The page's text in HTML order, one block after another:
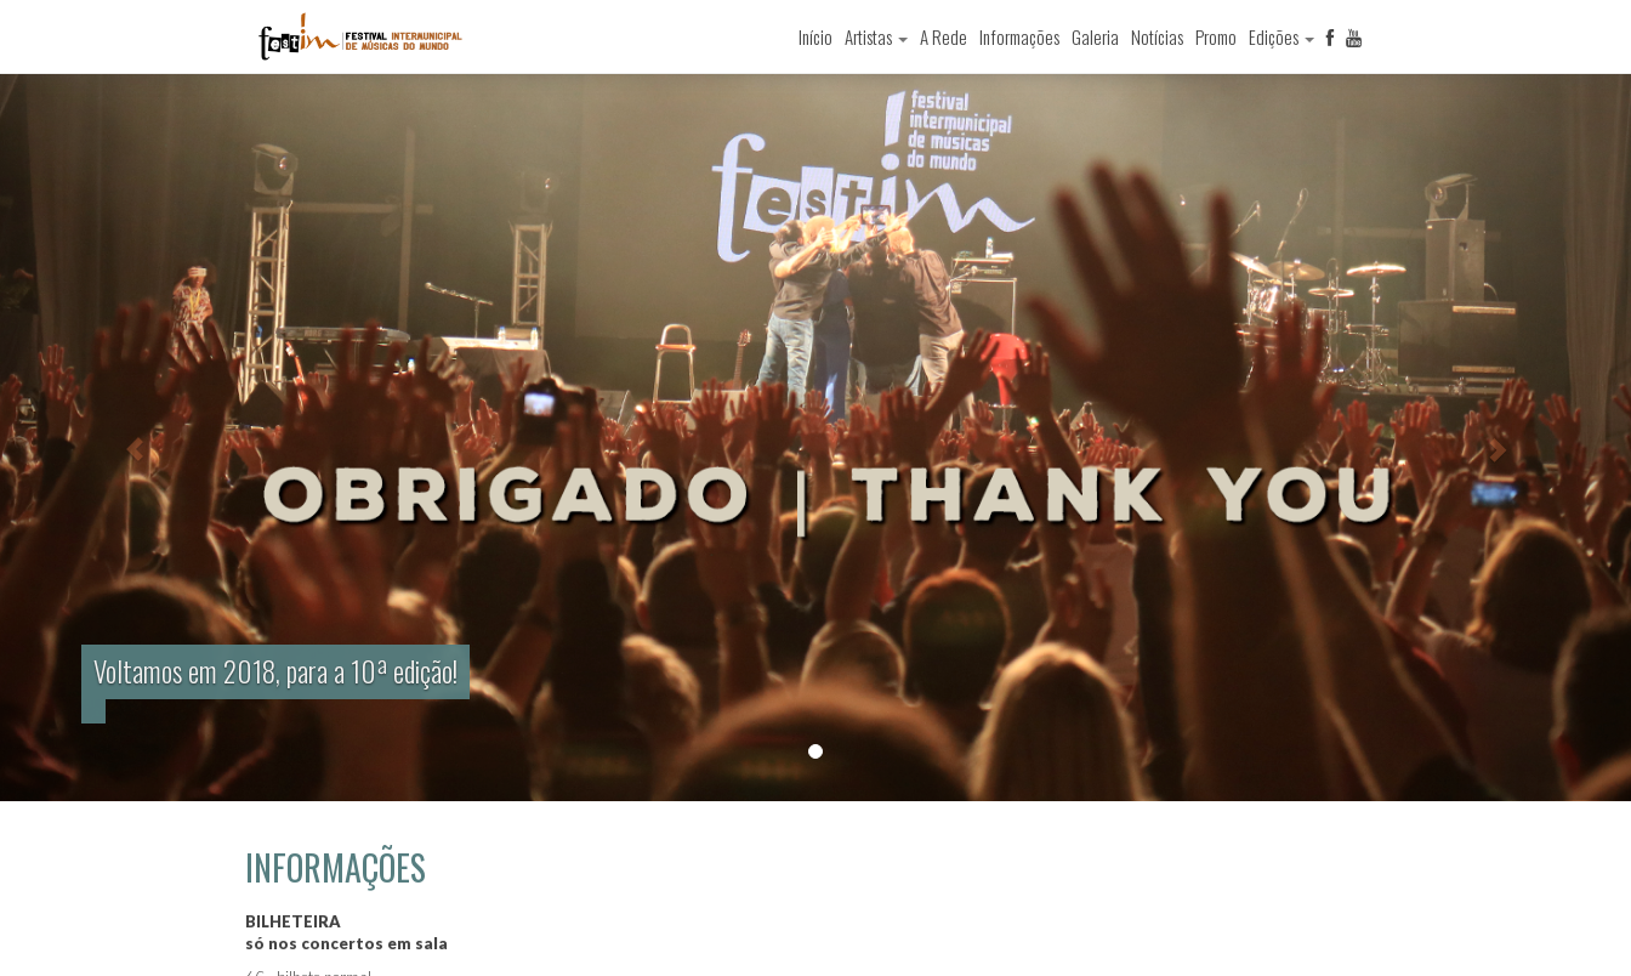
Início Artistas A Rede Informações Galeria Notícias Promo Edições
Voltamos em 2018, para a 10ª edição!
INFORMAÇÕES
BILHETEIRA
só nos concertos em sala